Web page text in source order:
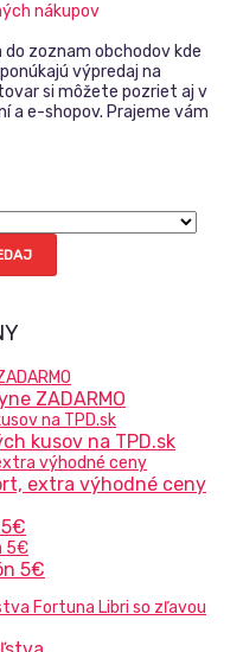
nákupov
zoznam obchodov kde
výpredaj na
si môžete pozriet aj v
a e-shopov. Prajeme vám
ZADARMO
na TPD.sk
kusov na TPD.sk
výhodné ceny
extra výhodné ceny
5€
5€